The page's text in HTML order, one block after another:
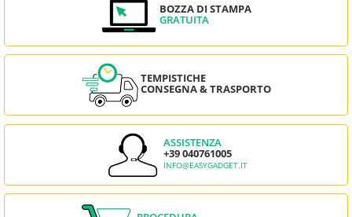
BOZZA DI STAMPA
GRATUITA
TEMPISTICHE
CONSEGNA & TRASPORTO
ASSISTENZA
+39 040761005
INFO@EASYGADGET.IT